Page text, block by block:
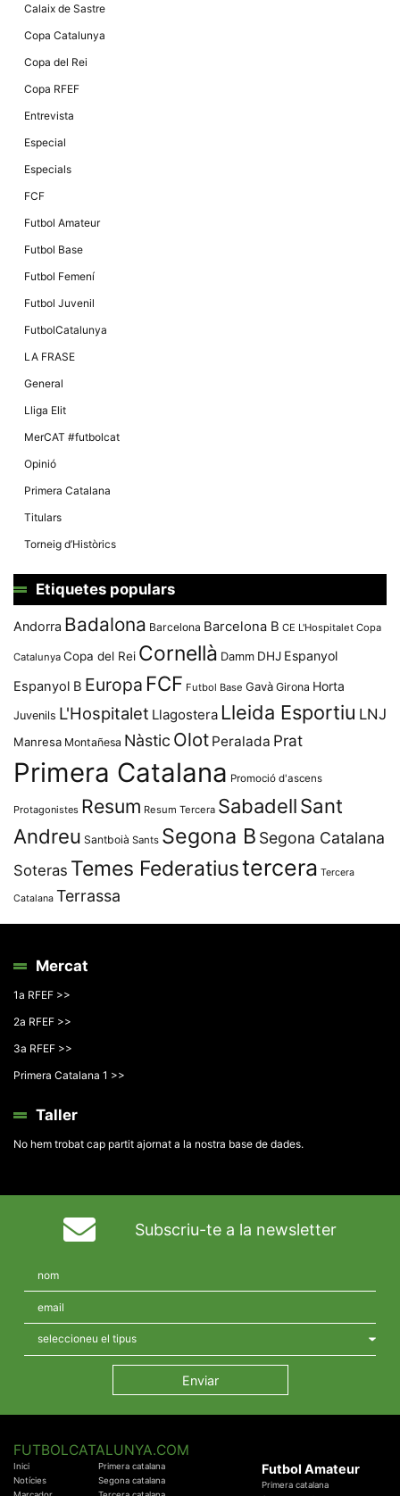
Calaix de Sastre
Copa Catalunya
Copa del Rei
Copa RFEF
Entrevista
Especial
Especials
FCF
Futbol Amateur
Futbol Base
Futbol Femení
Futbol Juvenil
FutbolCatalunya
LA FRASE
General
Lliga Elit
MerCAT #futbolcat
Opinió
Primera Catalana
Titulars
Torneig d’Històrics
Etiquetes populars
Andorra Badalona Barcelona Barcelona B CE L'Hospitalet Copa
Catalunya Copa del Rei Cornellà Damm DHJ Espanyol
Espanyol B Europa FCF Futbol Base Gavà Girona Horta
Juvenils L'Hospitalet Llagostera Lleida Esportiu LNJ
Manresa Montañesa Nàstic Olot Peralada Prat
Primera Catalana Promoció d'ascens
Protagonistes Resum Resum Tercera SabadellSant
Andreu Santboià Sants Segona B Segona Catalana
Soteras Temes Federatiustercera Tercera
Catalana Terrassa
Mercat
1a RFEF >>
2a RFEF >>
3a RFEF >>
Primera Catalana 1 >>
Taller
No hem trobat cap partit ajornat a la nostra base de dades.
Subscriu-te a la newsletter
FUTBOLCATALUNYA.COM
Inici
Notícies
Primera catalana
Segona catalana
Futbol Amateur
Primera catalana